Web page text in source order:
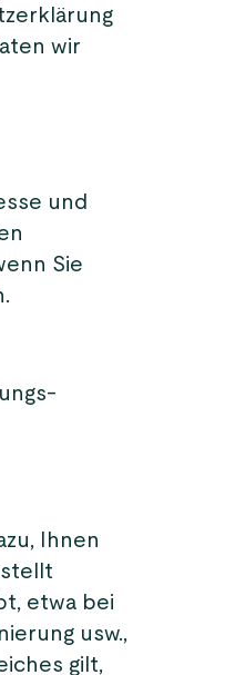
wir
und
Sie
Ihnen
etwa bei
usw.,
gilt,